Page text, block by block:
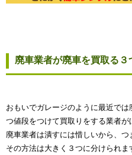
廃車業者が廃車を買取る３
おもいでガレージのように最近で
つ値段をつけて買取りをする業者
廃車業者は潰すには惜しいから、つ
その方法は大きく３つに分けられま